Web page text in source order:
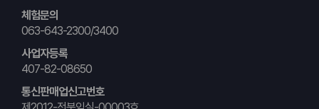
체험문의
063-643-2300/3400
사업자등록
407-82-08650
통신판매업신고번호